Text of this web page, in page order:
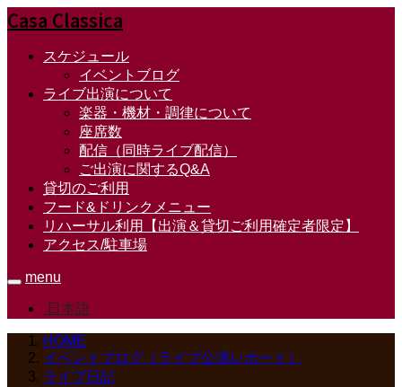
Casa Classica
スケジュール
イベントブログ
ライブ出演について
楽器・機材・調律について
座席数
配信（同時ライブ配信）
ご出演に関するQ&A
貸切のご利用
フード&ドリンクメニュー
リハーサル利用【出演＆貸切ご利用確定者限定】
アクセス/駐車場
menu
日本語
HOME
イベントブログ（ライブ公演レポート）
ライブ日記